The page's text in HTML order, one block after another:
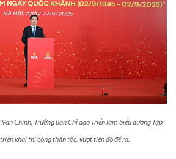
Chính, Trưởng Ban Chỉ đạo Triển lãm biểu dương Tập
khai thi công thần tốc, vượt tiến độ đề ra.